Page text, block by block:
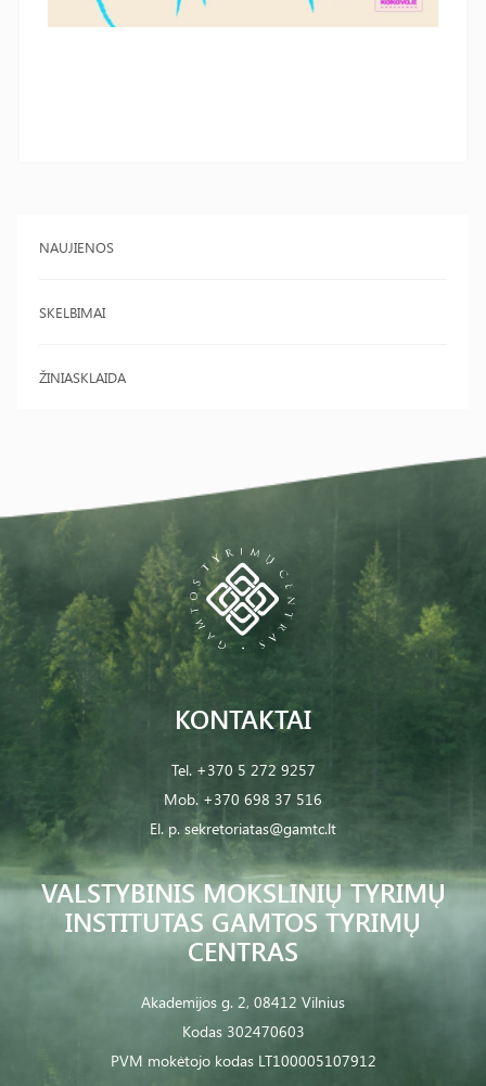
NAUJIENOS
SKELBIMAI
ŽINIASKLAIDA
VALSTYBINIS MOKSLINIŲ TYRIMŲ
INSTITUTAS GAMTOS TYRIMŲ
CENTRAS
Akademijos g. 2, 08412 Vilnius
Kodas 302470603
PVM mokėtojo kodas LT100005107912
KONTAKTAI
Tel. +370 5 272 9257
Mob. +370 698 37 516
El. p. sekretoriatas@gamtc.lt